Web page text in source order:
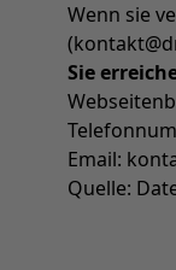
Wenn sie
Sie
Email:
Quelle: